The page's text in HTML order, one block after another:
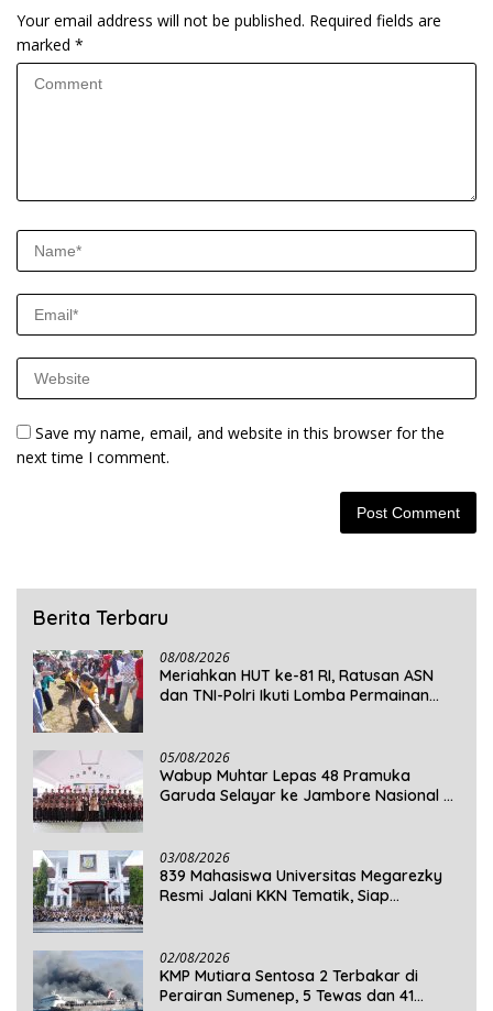
Your email address will not be published. Required fields are
marked *
Save my name, email, and website in this browser for the
next time I comment.
Berita Terbaru
08/08/2026
Meriahkan HUT ke-81 RI, Ratusan ASN
dan TNI-Polri Ikuti Lomba Permainan
05/08/2026
Wabup Muhtar Lepas 48 Pramuka
Garuda Selayar ke Jambore Nasional XII
03/08/2026
839 Mahasiswa Universitas Megarezky
Resmi Jalani KKN Tematik, Siap
02/08/2026
KMP Mutiara Sentosa 2 Terbakar di
Perairan Sumenep, 5 Tewas dan 41